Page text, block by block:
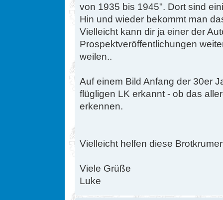
von 1935 bis 1945". Dort sind
Hin und wieder bekommt man
Vielleicht kann dir ja einer der
Prospektveröffentlichungen
weilen..
Auf einem Bild Anfang der 30er
flügligen LK erkannt - ob das
erkennen.
Vielleicht helfen diese
Viele Grüße
Luke